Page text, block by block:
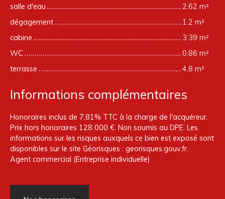
salle d'eau
2.62 m²
dégagement
1.2 m²
cabine
3.39 m²
WC
0.86 m²
terrasse
4.8 m²
Informations complémentaires
Honoraires inclus de 7.81% TTC à la charge de l'acquéreur.
Prix hors honoraires 128 000 €. Non soumis au DPE. Les
informations sur les risques auxquels ce bien est exposé sont
disponibles sur le site Géorisques : georisques.gouv.fr.
Agent commercial (Entreprise individuelle)